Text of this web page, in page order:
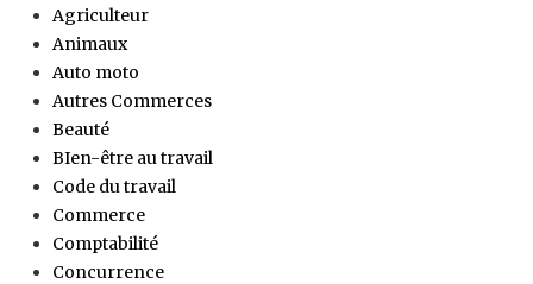
Agriculteur
Animaux
Auto moto
Autres Commerces
Beauté
BIen-être au travail
Code du travail
Commerce
Comptabilité
Concurrence